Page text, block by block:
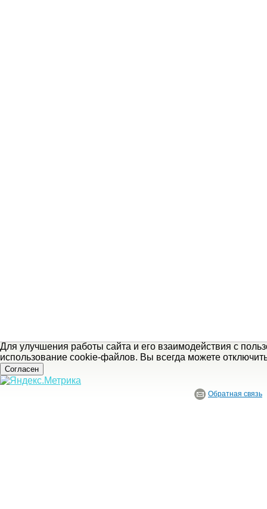
Для улучшения работы сайта и его взаимодействия с
использование cookie-файлов. Вы всегда можете
Согласен
Обратная связь